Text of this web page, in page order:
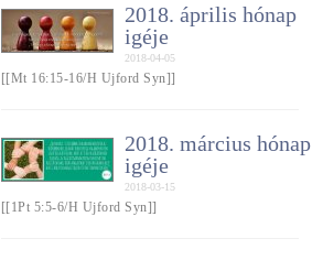
2018. április hónap
igéje
2018-04-05
[[Mt 16:15-16/H Ujford Syn]]
2018. március hónap
igéje
2018-03-15
[[1Pt 5:5-6/H Ujford Syn]]